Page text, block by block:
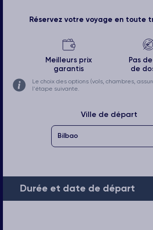
Réservez votre voyage en toute
Meilleurs prix
garantis
Pas
de
Le choix des options (vols, chambres,
l'étape suivante.
Ville de départ
Durée et date de départ